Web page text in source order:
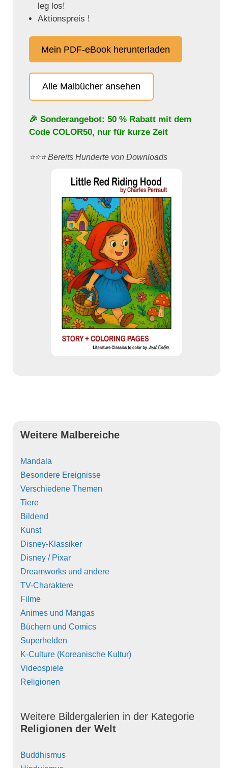
leg los!
Aktionspreis !
Mein PDF-eBook herunterladen
Alle Malbücher ansehen
🎉 Sonderangebot: 50 % Rabatt mit dem
Code COLOR50, nur für kurze Zeit
⭐️⭐️⭐️ Bereits Hunderte von Downloads
Weitere Malbereiche
Mandala
Besondere Ereignisse
Verschiedene Themen
Tiere
Bildend
Kunst
Disney-Klassiker
Disney / Pixar
Dreamworks und andere
TV-Charaktere
Filme
Animes und Mangas
Büchern und Comics
Superhelden
K-Culture (Koreanische Kultur)
Videospiele
Religionen
Weitere Bildergalerien in der Kategorie
Religionen der Welt
Buddhismus